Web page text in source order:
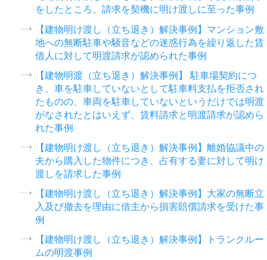
をしたところ、請求を契機に明け渡しに至った事例
【建物明け渡し（立ち退き）解決事例】マンション敷
地への無断駐車や騒音などの迷惑行為を繰り返した賃
借人に対して明渡請求が認められた事例
【建物明渡（立ち退き）解決事例】 駐車場契約につ
き、車を駐車していないとして駐車料支払を拒否され
たものの、車両を駐車していないというだけでは明渡
がなされたとはいえず、賃料請求と明渡請求が認めら
れた事例
【建物明け渡し（立ち退き）解決事例】離婚協議中の
夫から購入した物件につき、占有する妻に対して明け
渡しを請求した事例
【建物明け渡し（立ち退き）解決事例】大家の無断立
入及び撤去を理由に借主から損害賠償請求を受けた事
例
【建物明け渡し（立ち退き）解決事例】トランクルー
ムの明渡事例